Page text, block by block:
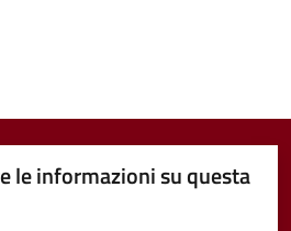
le informazioni su questa